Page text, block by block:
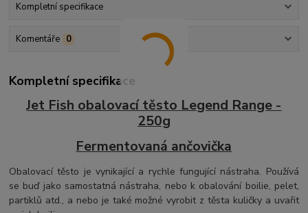
Kompletní specifikace
Komentáře 0
Kompletní specifikace
Jet Fish obalovací těsto Legend Range -
250g
Fermentovaná ančovička
Obalovací těsto je vynikající a rychle fungující nástraha. Používá
se buď jako samostatná nástraha, nebo k obalování boilie, pelet,
partiklů atd., a nebo je také možné vyrobit z těsta kuličky a uvařit